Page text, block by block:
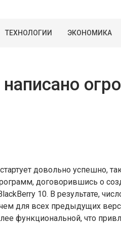
ТЕХНОЛОГИИ ЭКОНОМИКА
довольно успешно,
договорившись о
10. В результате,
для всех предыдущих
функциональной, что